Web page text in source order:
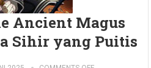
Ancient Magus
Sihir yang Puitis